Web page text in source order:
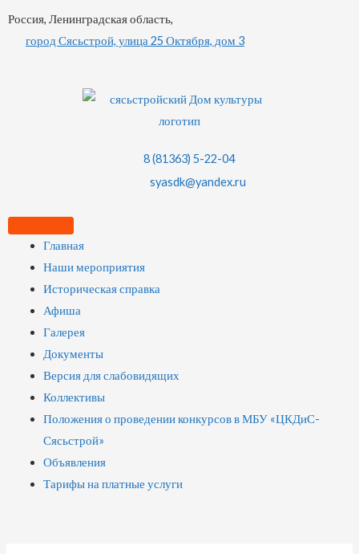
Россия, Ленинградская область,
город Сясьстрой, улица 25 Октября, дом 3
8 (81363) 5-22-04
syasdk@yandex.ru
Главная
Наши мероприятия
Историческая справка
Афиша
Галерея
Документы
Версия для слабовидящих
Коллективы
Положения о проведении конкурсов в МБУ «ЦКДиС-
Сясьстрой»
Объявления
Тарифы на платные услуги